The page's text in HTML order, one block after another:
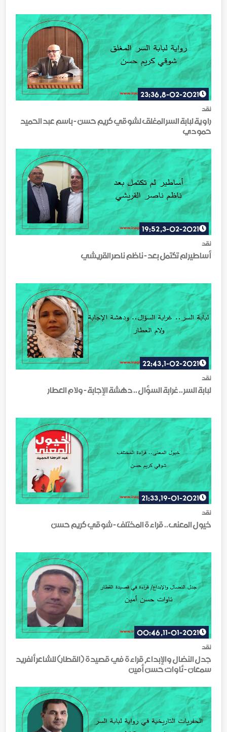
نقد
8-02-2021, 23:36
راوية لبابة السر المغلق لشوقي كريم حسن - باسم عبد الحميد
حمودي
نقد
3-02-2021, 19:52
أساطير لم تكتمل بعد - ناظم ناصر القريشي
نقد
1-02-2021, 22:43
لبابة السر .. غرابة السؤال .. دهشة الإجابة - ولام العطار
نقد
19-01-2021, 21:33
خيول المعنى.. قراءة المختلف - شوقي كريم حسن
نقد
11-01-2021, 00:46
جدل النضال والإبداع قراءة في قصيدة (القطار) للشاعر ألفريد
سمعان - ئاوات حسن أمين